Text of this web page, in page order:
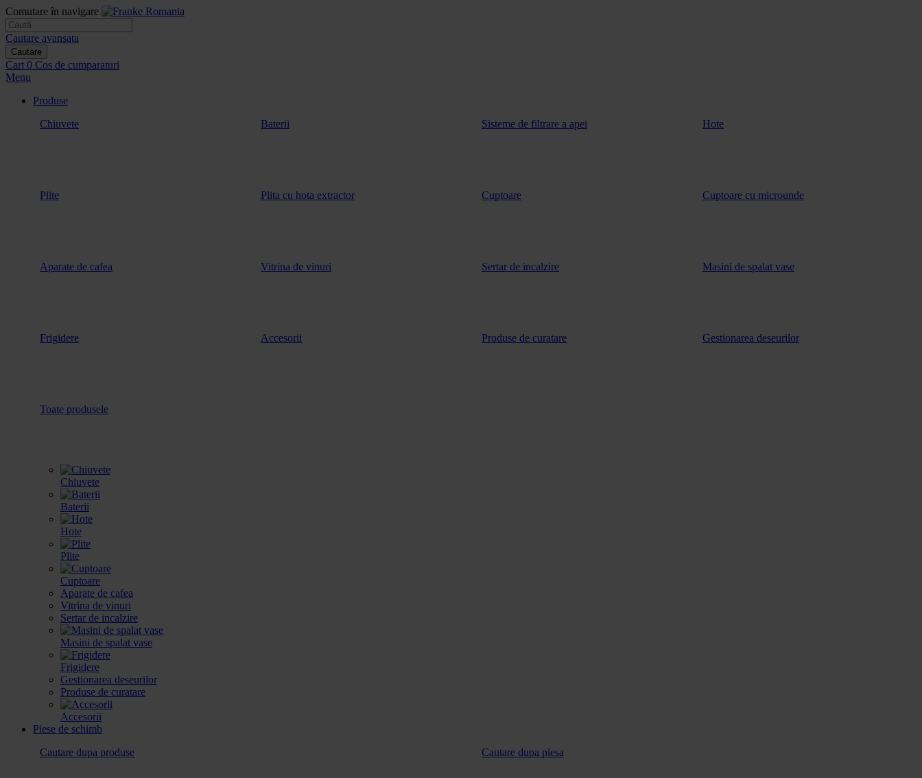
Comutare în navigare
Cautare avansata
Cautare
Cart 0 Cos de cumparaturi
Menu
Produse
Chiuvete
Baterii Sisteme de filtrare a apei Hote
Plite Plita cu hota extractor Cuptoare Cuptoare cu microunde
Aparate de cafea Vitrina de vinuri Sertar de incalzire Masini de spalat vase
Frigidere Accesorii Produse de curatare Gestionarea deseurilor
Toate produsele
Chiuvete
Baterii
Hote
Plite
Cuptoare
Aparate de cafea
Vitrina de vinuri
Sertar de incalzire
Masini de spalat vase
Frigidere
Gestionarea deseurilor
Produse de curatare
Accesorii
Piese de schimb
Cautare dupa produse
Cautare dupa piesa